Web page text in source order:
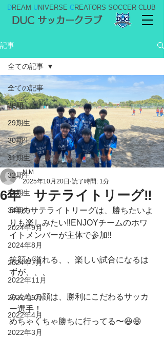
DREAM UNIVERSE CREATORS SOCCER CLUB
DUC サッカークラブ
記事
全ての記事
36期
29期生
30期生
31期生
32期生
33期生
34期生
2024年9月
2024年8月
2024年7月
2022年11月
2022年5月
2022年4月
2022年3月
全ての記事
6年 サテライトリーグ‼️
N M
2025年10月20日 読了時間: 1分
6年のサテライトリーグは、勝ちたいよ
りも楽しみたい‼️ENJOYチームのホワ
イトメンバーが主体で参加‼︎
笑顔が溢れる、、楽しい試合になるは
ずが、、、
みんなの顔は、勝利にこだわるサッカ
ー選手！
めちゃくちゃ勝ちに行ってる〜😆😆